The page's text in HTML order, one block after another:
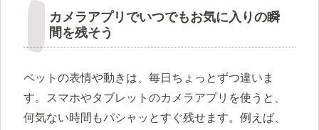
カメラアプリでいつでもお気に入りの瞬
間を残そう
ペットの表情や動きは、毎日ちょっとずつ違いま
す。スマホやタブレットのカメラアプリを使うと、
何気ない時間もパシャッとすぐ残せます。例えば、